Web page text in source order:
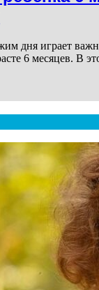
дня играет
6 месяцев. В